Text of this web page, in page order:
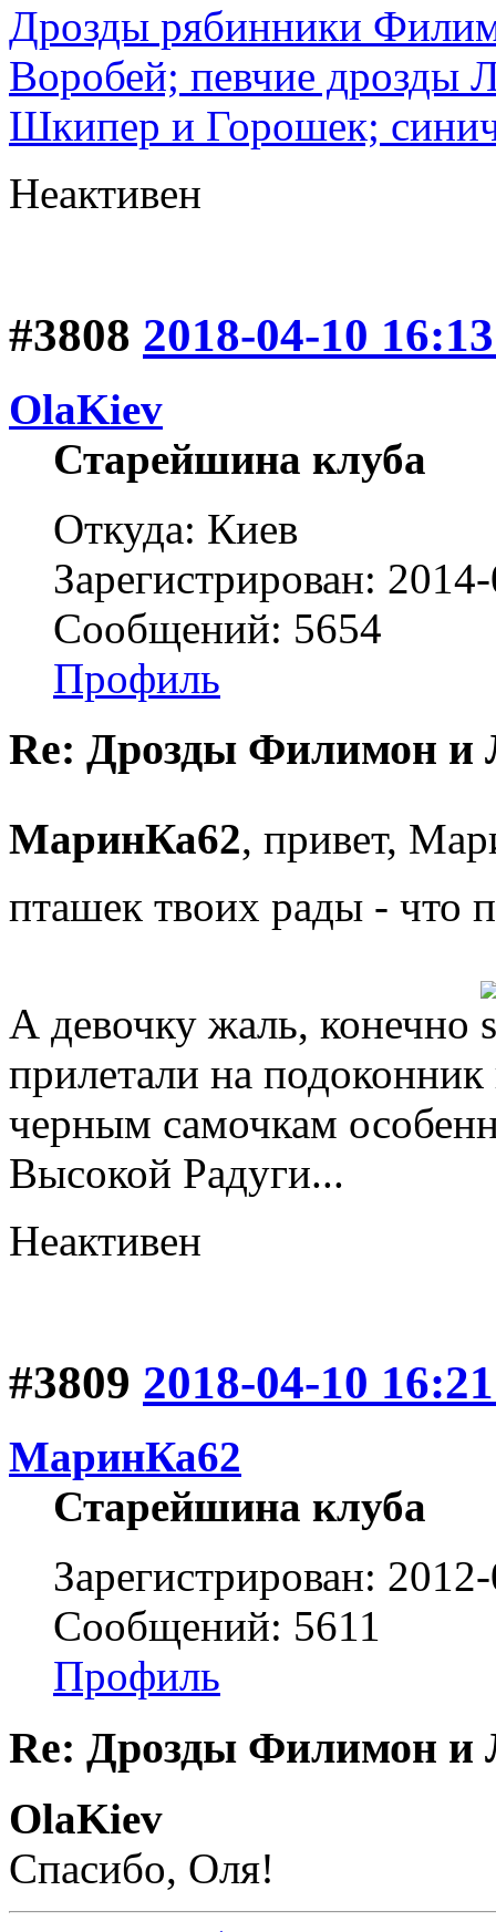
Дрозды рябинники
Воробей; певчие дрозды
Шкипер и Горошек;
Неактивен
#3808 2018-04-10
OlaKiev
Старейшина клуба
Откуда: Киев
Зарегистрирован:
Сообщений: 5654
Профиль
Re: Дрозды Филимон и
МаринКа62, привет,
пташек твоих рады - что
А девочку жаль, конечно
прилетали на
черным самочкам
Высокой Радуги...
Неактивен
#3809 2018-04-10
МаринКа62
Старейшина клуба
Зарегистрирован:
Сообщений: 5611
Профиль
Re: Дрозды Филимон и
OlaKiev
Спасибо, Оля!